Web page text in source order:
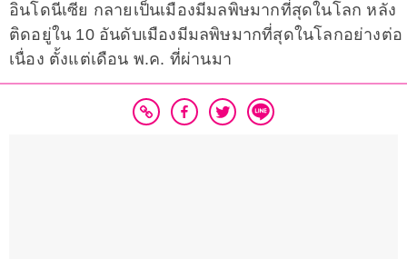
อินโดนีเซีย กลายเป็นเมืองมีมลพิษมากที่สุดในโลก หลัง
ติดอยู่ใน 10 อันดับเมืองมีมลพิษมากที่สุดในโลกอย่างต่อ
เนื่อง ตั้งแต่เดือน พ.ค. ที่ผ่านมา